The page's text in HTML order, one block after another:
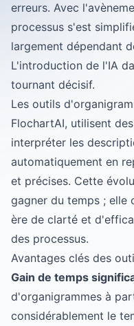
erreurs. Avec
processus s'est
largement dépendant
L'introduction de l'IA
tournant décisif.
Les outils
FlochartAI, utilisent
interpréter les
automatiquement en
et précises. Cette
gagner du temps ; elle
ère de clarté et
des processus.
Avantages clés des
Gain de temps
d'organigrammes à
considérablement le